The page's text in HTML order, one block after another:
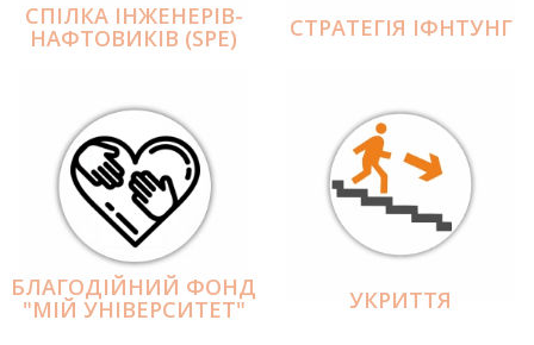
СПІЛКА ІНЖЕНЕРІВ-
НАФТОВИКІВ (SPE) СТРАТЕГІЯ ІФНТУНГ
БЛАГОДІЙНИЙ ФОНД
"МІЙ УНІВЕРСИТЕТ" УКРИТТЯ